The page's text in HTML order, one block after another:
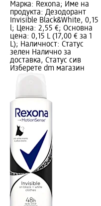
Марка: Rexona; Име на
продукта: Дезодорант
Invisible Black&White, 0,15
l; Цена: 2,55 €; Основна
цена: 0,15 L (17,00 € за 1
L); Наличност: Статус
зелен Налично за
доставка, Статус сив
Изберете dm магазин